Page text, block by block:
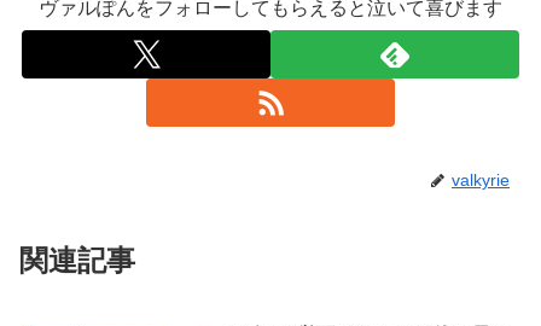
ヴァルぽんをフォローしてもらえると泣いて喜びます
valkyrie
関連記事